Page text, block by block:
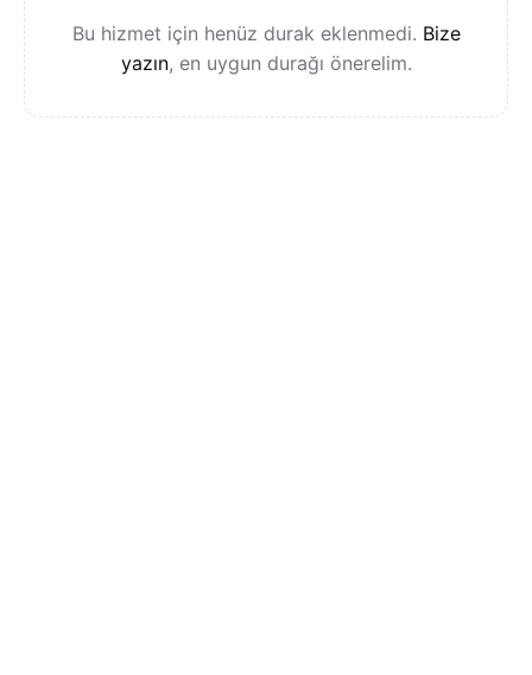
Bu hizmet için henüz durak eklenmedi. Bize
yazın, en uygun durağı önerelim.